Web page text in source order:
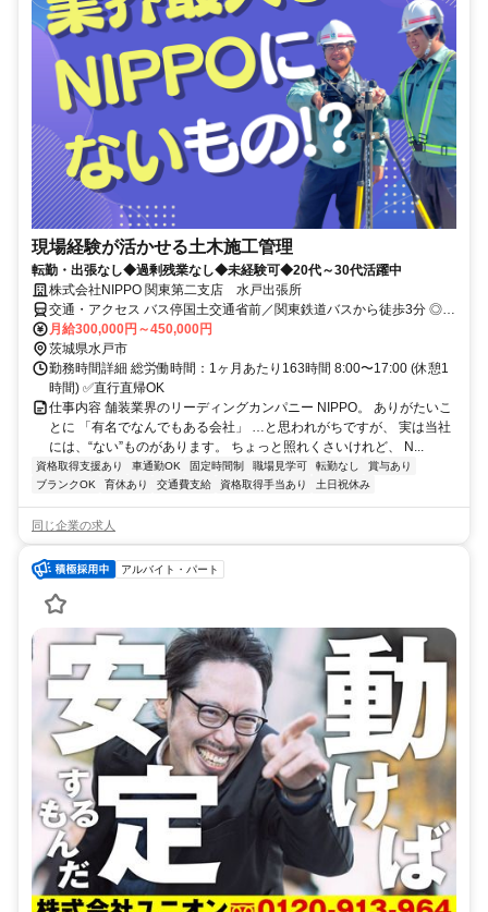
現場経験が活かせる土木施工管理
転勤・出張なし◆過剰残業なし◆未経験可◆20代～30代活躍中
株式会社NIPPO 関東第二支店 水戸出張所
交通・アクセス バス停国土交通省前／関東鉄道バスから徒歩3分 ◎車
通勤OK
月給300,000円～450,000円
茨城県水戸市
勤務時間詳細 総労働時間：1ヶ月あたり163時間 8:00〜17:00 (休憩1
時間) ✅直行直帰OK
仕事内容 舗装業界のリーディングカンパニー NIPPO。 ありがたいこ
とに 「有名でなんでもある会社」 …と思われがちですが、 実は当社
には、“ない”ものがあります。 ちょっと照れくさいけれど、 N...
資格取得支援あり 車通勤OK 固定時間制 職場見学可 転勤なし
賞与あり
ブランクOK
育休あり 交通費支給 資格取得手当あり 土日祝休み
同じ企業の求人
アルバイト・パート